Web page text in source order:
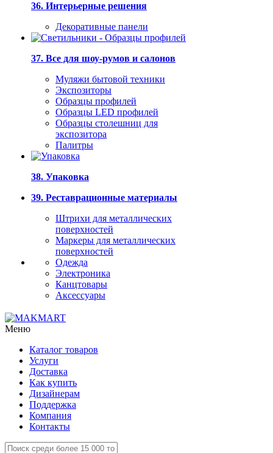
36. Интерьерные решения
Декоративные панели
37. Все для шоу-румов и салонов
Муляжи бытовой техники
Экспозиторы
Образцы профилей
Образцы LED профилей
Образцы столешниц для
экспозитора
Палитры
38. Упаковка
39. Реставрационные материалы
Штрихи для металлических
поверхностей
Маркеры для металлических
поверхностей
Одежда
Электроника
Канцтовары
Аксессуары
Меню
Каталог товаров
Услуги
Доставка
Как купить
Дизайнерам
Поддержка
Компания
Контакты